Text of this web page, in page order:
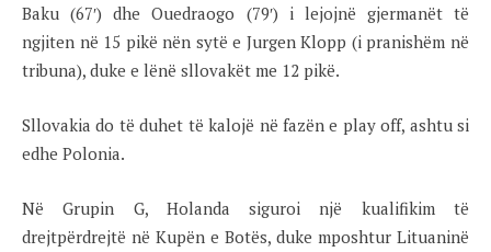
Baku (67′) dhe Ouedraogo (79′) i lejojnë gjermanët të
ngjiten në 15 pikë nën sytë e Jurgen Klopp (i pranishëm në
tribuna), duke e lënë sllovakët me 12 pikë.
Sllovakia do të duhet të kalojë në fazën e play off, ashtu si
edhe Polonia.
Në Grupin G, Holanda siguroi një kualifikim të
drejtpërdrejtë në Kupën e Botës, duke mposhtur Lituaninë